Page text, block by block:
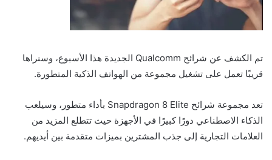
تم الكشف عن شرائح Qualcomm الجديدة هذا الأسبوع، وسنراها
قريبًا تعمل على تشغيل مجموعة من الهواتف الذكية المتطورة.
تعد مجموعة شرائح Snapdragon 8 Elite بأداء متطور، وسيلعب
الذكاء الاصطناعي دورًا كبيرًا في الأجهزة حيث تتطلع المزيد من
العلامات التجارية إلى جذب المشترين بميزات متقدمة بين أيديهم.